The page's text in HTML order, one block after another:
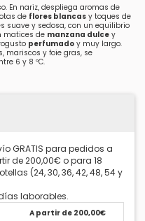
En nariz, despliega aromas de
de flores blancas y toques de
suave y sedosa, con un equilibrio
matices de manzana dulce y
perfumado y muy largo.
mariscos y foie gras, se
6 y 8 ºC.
GRATIS para pedidos a
de 200,00€ o para 18
(24, 30, 36, 42, 48, 54 y
laborables.
A partir de 200,00€